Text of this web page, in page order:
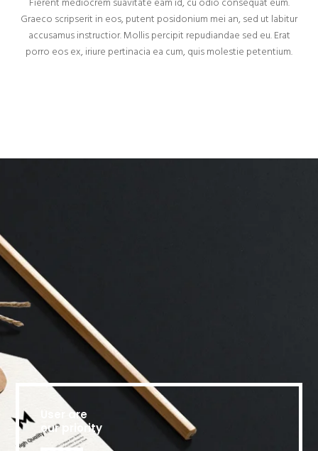
Graeco scripserit in eos, putent posidonium mei an, sed ut labitur
accusamus instructior. Mollis percipit repudiandae sed eu. Erat
porro eos ex, iriure pertinacia ea cum, quis molestie petentium.
User are
our priority